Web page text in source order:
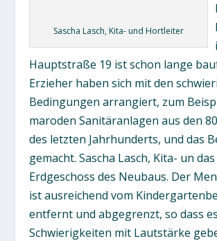
Sascha Lasch, Kita- und Hortleiter
Hauptstraße 19 ist schon lange
Erzieher haben sich mit den
Bedingungen arrangiert, zum
maroden Sanitäranlagen aus den
des letzten Jahrhunderts, und das
gemacht. Sascha Lasch, Kita- un das
Erdgeschoss des Neubaus. Der
ist ausreichend vom
entfernt und abgegrenzt, so dass
Schwierigkeiten mit Lautstärke